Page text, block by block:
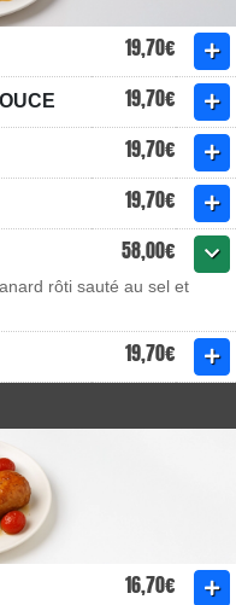
19,70€
19,70€
19,70€
19,70€
58,00€
rôti sauté au sel et
19,70€
16,70€